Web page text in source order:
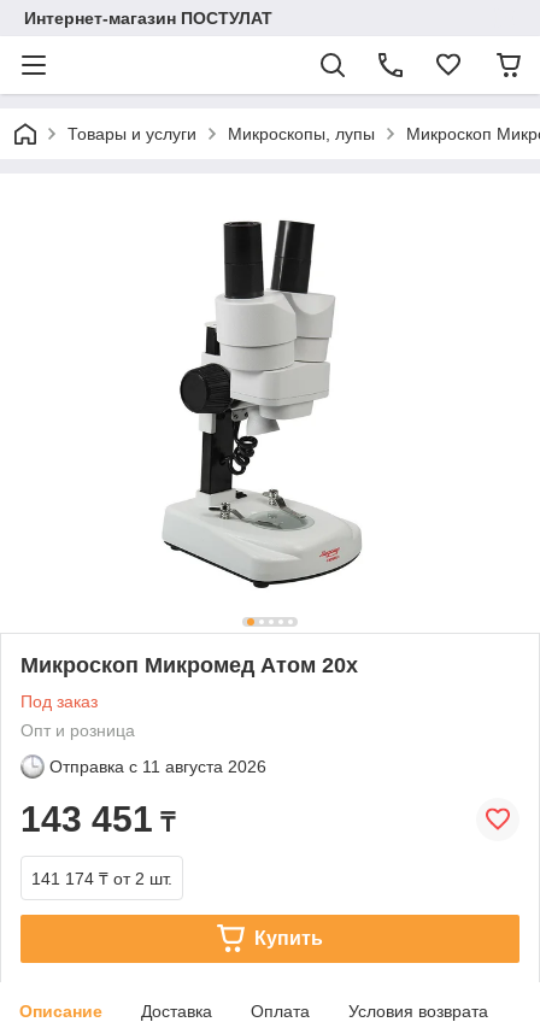
Интернет-магазин ПОСТУЛАТ
Товары и услуги Микроскопы, лупы Микроскоп
Микроскоп Микромед Атом 20x
Под заказ
Опт и розница
Отправка с 11 августа 2026
143 451 ₸
141 174 ₸ от 2 шт.
Купить
Описание Доставка Оплата Условия возврата